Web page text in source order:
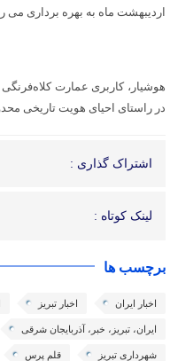
اردیبهشت ماه به بهره برداری می
هوشیار، کاربری عمارت
در راستای احیای هویت تاریخی
اشتراک گذاری :
لینک کوتاه :
برچسب ها
اخبار ایران اخبار تبریز
ایران، تبریز، خبر، آذربایجان شرقی
شهرداری تبریز قلم پرس